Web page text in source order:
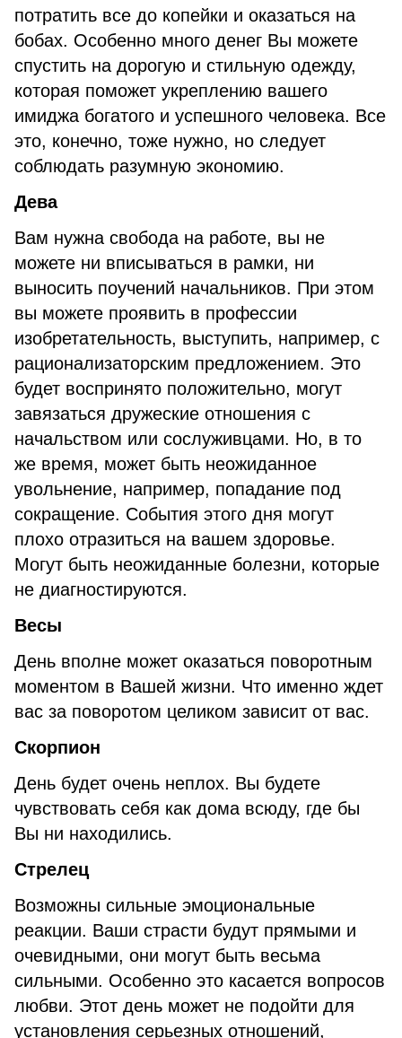
потратить все до копейки и оказаться на
бобах. Особенно много денег Вы можете
спустить на дорогую и стильную одежду,
которая поможет укреплению вашего
имиджа богатого и успешного человека. Все
это, конечно, тоже нужно, но следует
соблюдать разумную экономию.
Дева
Вам нужна свобода на работе, вы не
можете ни вписываться в рамки, ни
выносить поучений начальников. При этом
вы можете проявить в профессии
изобретательность, выступить, например, с
рационализаторским предложением. Это
будет воспринято положительно, могут
завязаться дружеские отношения с
начальством или сослуживцами. Но, в то
же время, может быть неожиданное
увольнение, например, попадание под
сокращение. События этого дня могут
плохо отразиться на вашем здоровье.
Могут быть неожиданные болезни, которые
не диагностируются.
Весы
День вполне может оказаться поворотным
моментом в Вашей жизни. Что именно ждет
вас за поворотом целиком зависит от вас.
Скорпион
День будет очень неплох. Вы будете
чувствовать себя как дома всюду, где бы
Вы ни находились.
Стрелец
Возможны сильные эмоциональные
реакции. Ваши страсти будут прямыми и
очевидными, они могут быть весьма
сильными. Особенно это касается вопросов
любви. Этот день может не подойти для
установления серьезных отношений,